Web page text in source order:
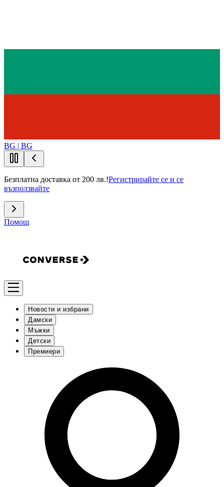
BG | BG
Безплатна доставка от 200 лв.!Регистрирайте се и се
възползвайте
Помощ
Новости и избрани
Дамски
Мъжки
Детски
Премиери